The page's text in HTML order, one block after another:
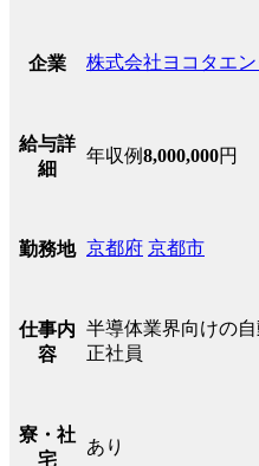
企業 株式会社ヨコタエ
給与詳
細
年収例8,000,000円
勤務地 京都府 京都市
仕事内
容
半導体業界向けの
正社員
寮・社
宅
あり